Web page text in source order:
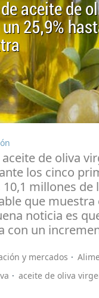
aceite de
25,9%
aceite de oliva
los cinco
10,1 millones
que
noticia es
con un
y mercados
aceite de oliva